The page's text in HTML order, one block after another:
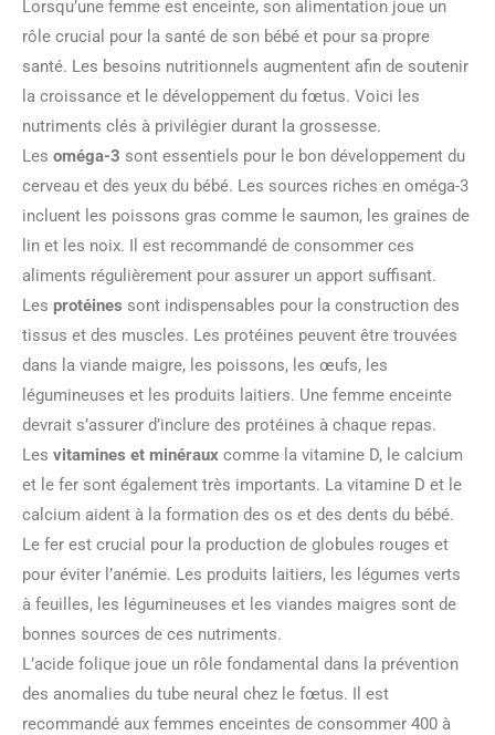
Lorsqu’une femme est enceinte, son alimentation joue un
rôle crucial pour la santé de son bébé et pour sa propre
santé. Les besoins nutritionnels augmentent afin de soutenir
la croissance et le développement du fœtus. Voici les
nutriments clés à privilégier durant la grossesse.
Les oméga-3 sont essentiels pour le bon développement du
cerveau et des yeux du bébé. Les sources riches en oméga-3
incluent les poissons gras comme le saumon, les graines de
lin et les noix. Il est recommandé de consommer ces
aliments régulièrement pour assurer un apport suffisant.
Les protéines sont indispensables pour la construction des
tissus et des muscles. Les protéines peuvent être trouvées
dans la viande maigre, les poissons, les œufs, les
légumineuses et les produits laitiers. Une femme enceinte
devrait s’assurer d’inclure des protéines à chaque repas.
Les vitamines et minéraux comme la vitamine D, le calcium
et le fer sont également très importants. La vitamine D et le
calcium aident à la formation des os et des dents du bébé.
Le fer est crucial pour la production de globules rouges et
pour éviter l’anémie. Les produits laitiers, les légumes verts
à feuilles, les légumineuses et les viandes maigres sont de
bonnes sources de ces nutriments.
L’acide folique joue un rôle fondamental dans la prévention
des anomalies du tube neural chez le fœtus. Il est
recommandé aux femmes enceintes de consommer 400 à